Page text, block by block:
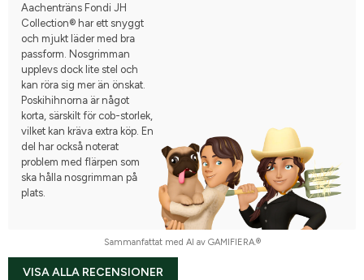
Aachenträns Fondi JH
Collection® har ett snyggt
och mjukt läder med bra
passform. Nosgrimman
upplevs dock lite stel och
kan röra sig mer än önskat.
Poskihihnorna är något
korta, särskilt för cob-storlek,
vilket kan kräva extra köp. En
del har också noterat
problem med flärpen som
ska hålla nosgrimman på
plats.
Sammanfattat med AI av GAMIFIERA.®
VISA ALLA RECENSIONER